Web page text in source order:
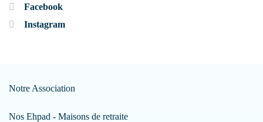
Facebook
Instagram
Notre Association
Nos Ehpad - Maisons de retraite